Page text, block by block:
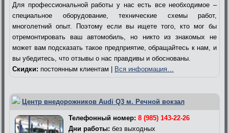
Для профессиональной работы у нас есть все необходимое –
специальное оборудование, технические схемы работ,
многолетний опыт. Поэтому если вы ищете того, кто мог бы
отремонтировать ваш автомобиль, но никто из знакомых не
может вам подсказать такое предприятие, обращайтесь к нам, и
вы убедитесь, что отзывы о нас правдивы и обоснованы.
Скидки: постоянным клиентам | Вся информация…
Центр внедорожников Audi Q3 м. Речной вокзал
Телефонный номер: 8 (985) 143-22-26
Дни работы: без выходных